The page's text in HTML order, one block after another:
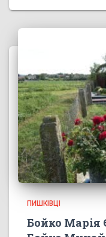
ПИШКІВЦІ
Бойко Марія